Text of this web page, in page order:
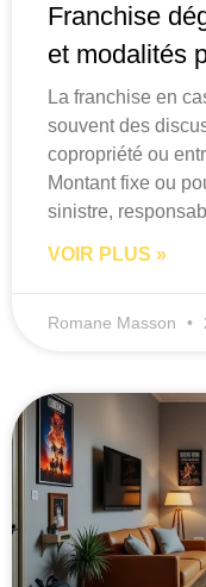
Franchise
et modalités
La franchise en
souvent des
copropriété ou
Montant fixe ou
sinistre,
VOIR PLUS »
Romane Masson